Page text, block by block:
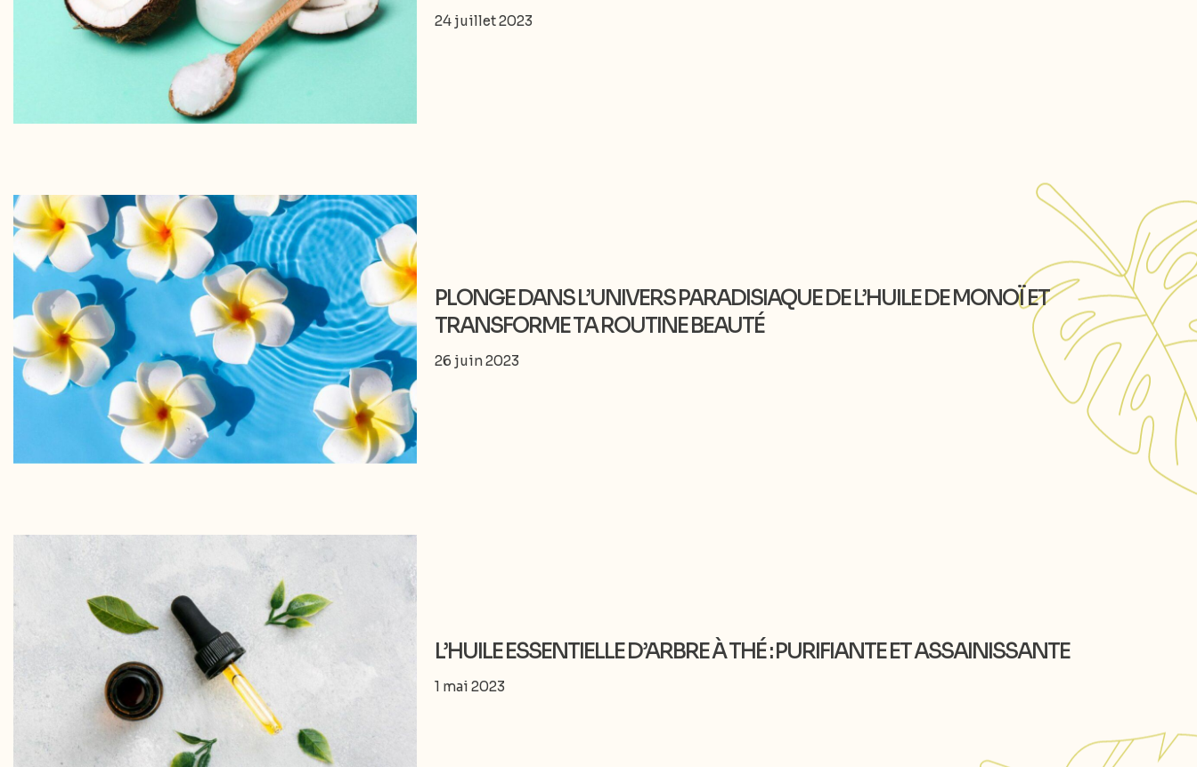
24 juillet 2023
PLONGE DANS L’UNIVERS PARADISIAQUE DE L’HUILE DE MONOÏ ET
TRANSFORME TA ROUTINE BEAUTÉ
26 juin 2023
L’HUILE ESSENTIELLE D’ARBRE À THÉ : PURIFIANTE ET ASSAINISSANTE
1 mai 2023